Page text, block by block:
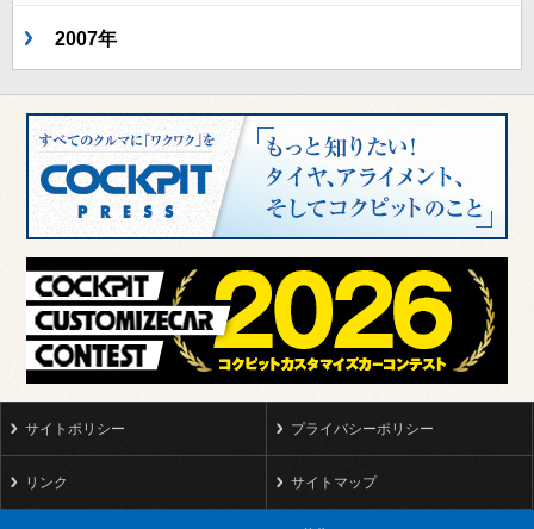
2007年
サイトポリシー プライバシーポリシー
リンク サイトマップ